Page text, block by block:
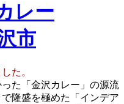
レー
市
た。
た「金沢カレー」の源流
隆盛を極めた「インデア